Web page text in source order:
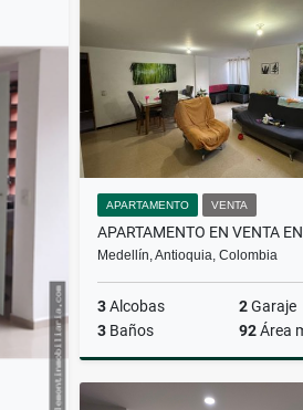
APARTAMENTO VENTA
Medellín, Antioquia, Colombia
3Alcobas 2Garaje
3 Baños 92Área